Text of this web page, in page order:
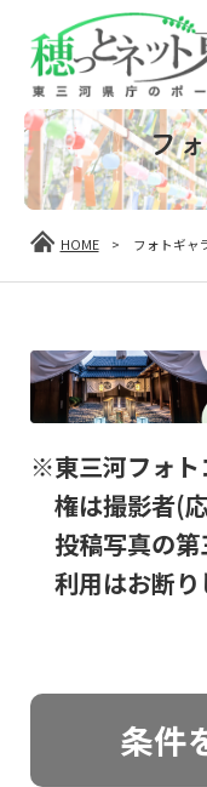
フ
HOME > フォトギャ
※東三河フォト
権は撮影者(
投稿写真の
利用はお断り
条件